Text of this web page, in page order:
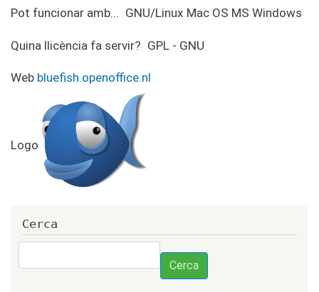
Pot funcionar amb... GNU/Linux Mac OS MS Windows
Quina llicència fa servir? GPL - GNU
Web bluefish.openoffice.nl
Logo
Cerca
Cerca